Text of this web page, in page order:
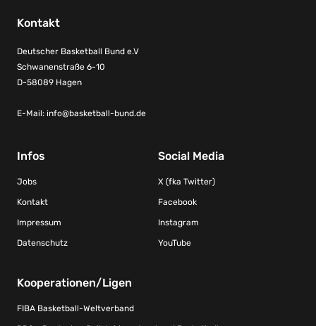
Kontakt
Deutscher Basketball Bund e.V
Schwanenstraße 6-10
D-58089 Hagen
E-Mail: info@basketball-bund.de
Infos
Jobs
Kontakt
Impressum
Datenschutz
Social Media
X (fka Twitter)
Facebook
Instagram
YouTube
Kooperationen/Ligen
FIBA Basketball-Weltverband